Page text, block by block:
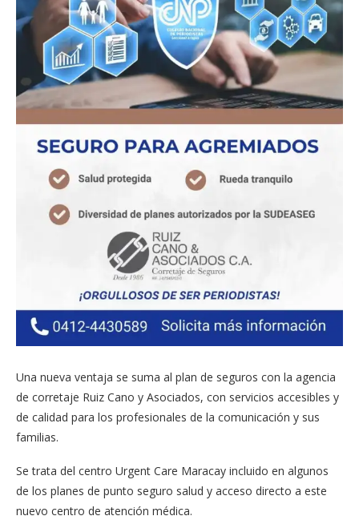
Una nueva ventaja se suma al plan de seguros con la agencia
de corretaje Ruiz Cano y Asociados, con servicios accesibles y
de calidad para los profesionales de la comunicación y sus
familias.
Se trata del centro Urgent Care Maracay incluido en algunos
de los planes de punto seguro salud y acceso directo a este
nuevo centro de atención médica.